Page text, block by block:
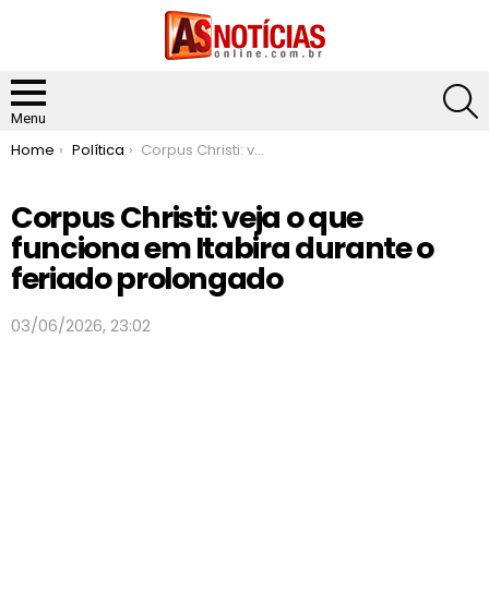
Menu
You are here:
Home Política Corpus Christi: veja o que funciona em Itabira durante o feriado prolongado
Corpus Christi: veja o que
funciona em Itabira durante o
feriado prolongado
03/06/2026, 23:02